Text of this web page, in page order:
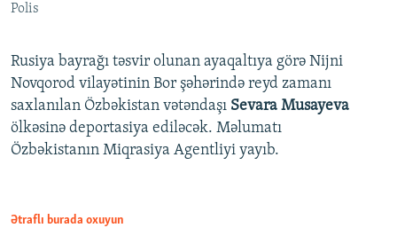
Polis
Rusiya bayrağı təsvir olunan ayaqaltıya görə Nijni
Novqorod vilayətinin Bor şəhərində reyd zamanı
saxlanılan Özbəkistan vətəndaşı Sevara Musayeva
ölkəsinə deportasiya ediləcək. Məlumatı
Özbəkistanın Miqrasiya Agentliyi yayıb.
Ətraflı burada oxuyun